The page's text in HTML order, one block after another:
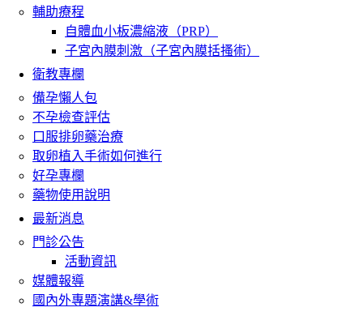
輔助療程
自體血小板濃縮液（PRP）
子宮內膜刺激（子宮內膜括搔術）
衛教專欄
備孕懶人包
不孕檢查評估
口服排卵藥治療
取卵植入手術如何進行
好孕專欄
藥物使用說明
最新消息
門診公告
活動資訊
媒體報導
國內外專題演講&學術